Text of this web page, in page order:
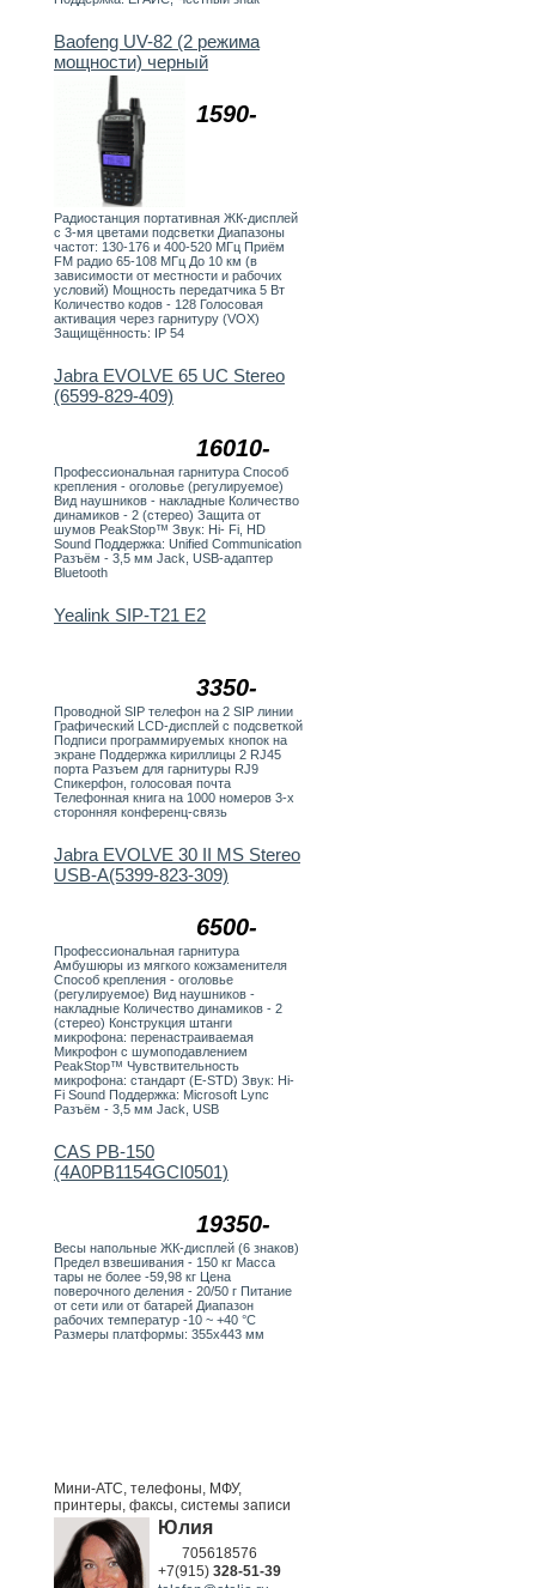
1590-
Baofeng UV-82 (2 режима
мощности) черный
Радиостанция портативная ЖК-дисплей
с 3-мя цветами подсветки Диапазоны
частот: 130-176 и 400-520 МГц Приём
FM радио 65-108 МГц До 10 км (в
зависимости от местности и рабочих
условий) Мощность передатчика 5 Вт
Количество кодов - 128 Голосовая
активация через гарнитуру (VOX)
Защищённость: IP 54
16010-
Jabra EVOLVE 65 UC Stereo
(6599-829-409)
Профессиональная гарнитура Способ
крепления - оголовье (регулируемое)
Вид наушников - накладные Количество
динамиков - 2 (стерео) Защита от
шумов PeakStop™ Звук: Hi- Fi, HD
Sound Поддержка: Unified Communication
Разъём - 3,5 мм Jack, USB-адаптер
Bluetooth
3350-
Yealink SIP-T21 E2
Проводной SIP телефон на 2 SIP линии
Графический LCD-дисплей с подсветкой
Подписи программируемых кнопок на
экране Поддержка кириллицы 2 RJ45
порта Разъем для гарнитуры RJ9
Спикерфон, голосовая почта
Телефонная книга на 1000 номеров 3-х
сторонняя конференц-связь
6500-
Jabra EVOLVE 30 II MS Stereo
USB-A(5399-823-309)
Профессиональная гарнитура
Амбушюры из мягкого кожзаменителя
Способ крепления - оголовье
(регулируемое) Вид наушников -
накладные Количество динамиков - 2
(стерео) Конструкция штанги
микрофона: перенастраиваемая
Микрофон с шумоподавлением
PeakStop™ Чувствительность
микрофона: стандарт (E-STD) Звук: Hi-
Fi Sound Поддержка: Microsoft Lync
Разъём - 3,5 мм Jack, USB
19350-
CAS PB-150
(4A0PB1154GCI0501)
Весы напольные ЖК-дисплей (6 знаков)
Предел взвешивания - 150 кг Масса
тары не более -59,98 кг Цена
поверочного деления - 20/50 г Питание
от сети или от батарей Диапазон
рабочих температур -10 ~ +40 °C
Размеры платформы: 355х443 мм
Мини-АТС, телефоны, МФУ,
принтеры, факсы, системы записи
Юлия
705618576
+7(915) 328-51-39